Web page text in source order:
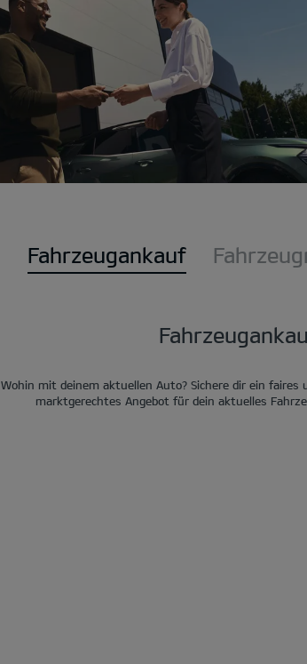
Fahrzeugankauf
Wohin mit deinem aktuellen Auto? Sichere dir ein faires
marktgerechtes Angebot für dein aktuelles